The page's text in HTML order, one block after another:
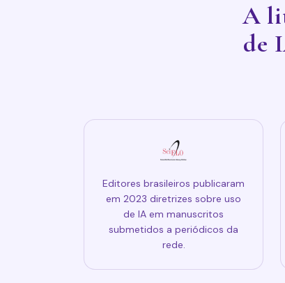
A
de
Editores brasileiros publicaram
em 2023 diretrizes sobre uso
de IA em manuscritos
submetidos a periódicos da
rede.